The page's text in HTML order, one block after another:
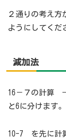
２通りの考え方
ようにしてくだ
減加法
16－７の計算
と6に分けます。
10-7 を先に